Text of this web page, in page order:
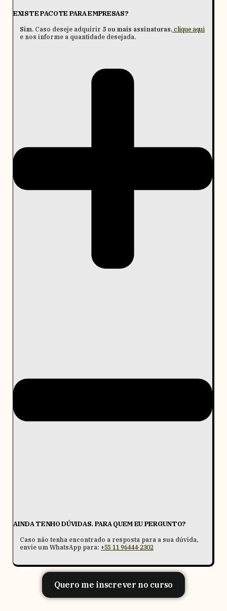
EXISTE PACOTE PARA EMPRESAS?
Sim. Caso deseje adquirir 5 ou mais assinaturas, clique aqui
e nos informe a quantidade desejada.
AINDA TENHO DÚVIDAS. PARA QUEM EU PERGUNTO?
Caso não tenha encontrado a resposta para a sua dúvida,
envie um WhatsApp para: +55 11 96444-2302
Quero me inscrever no curso